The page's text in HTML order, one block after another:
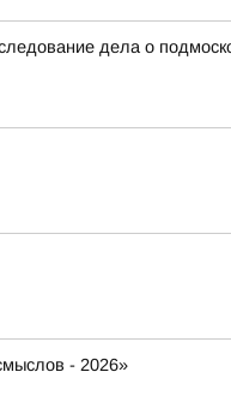
дела о
- 2026»